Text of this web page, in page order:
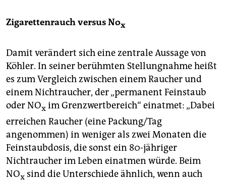
Zigarettenrauch versus Nox
Damit verändert sich eine zentrale Aussage von
Köhler. In seiner berühmten Stellungnahme heißt
es zum Vergleich zwischen einem Raucher und
einem Nichtraucher, der „permanent Feinstaub
oder NOx im Grenzwertbereich“ einatmet: „Dabei
erreichen Raucher (eine Packung/Tag
angenommen) in weniger als zwei Monaten die
Feinstaubdosis, die sonst ein 80-jähriger
Nichtraucher im Leben einatmen würde. Beim
NOx sind die Unterschiede ähnlich, wenn auch